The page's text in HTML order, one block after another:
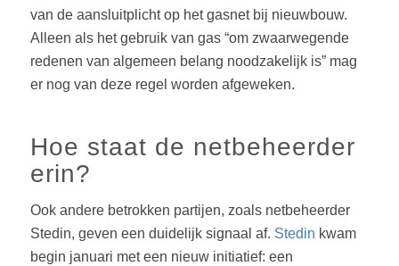
van de aansluitplicht op het gasnet bij nieuwbouw.
Alleen als het gebruik van gas “om zwaarwegende
redenen van algemeen belang noodzakelijk is” mag
er nog van deze regel worden afgeweken.
Hoe staat de netbeheerder
erin?
Ook andere betrokken partijen, zoals netbeheerder
Stedin, geven een duidelijk signaal af. Stedin kwam
begin januari met een nieuw initiatief: een